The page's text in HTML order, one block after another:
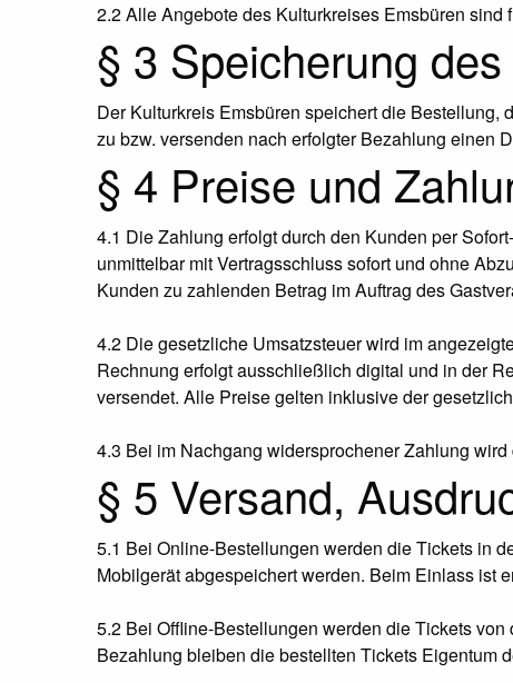
2.2 Alle Angebote des Kulturkreises Emsbüren
§ 3 Speicherung
Der Kulturkreis Emsbüren speichert die
zu bzw. versenden nach erfolgter Bezahlung einen
§ 4 Preise und
4.1 Die Zahlung erfolgt durch den Kunden per
unmittelbar mit Vertragsschluss sofort und ohne
Kunden zu zahlenden Betrag im Auftrag des
4.2 Die gesetzliche Umsatzsteuer wird im
Rechnung erfolgt ausschließlich digital und in der
versendet. Alle Preise gelten inklusive der
4.3 Bei im Nachgang widersprochener Zahlung
§ 5 Versand,
5.1 Bei Online-Bestellungen werden die Tickets in
Mobilgerät abgespeichert werden. Beim Einlass ist
5.2 Bei Offline-Bestellungen werden die Tickets
Bezahlung bleiben die bestellten Tickets Eigentum